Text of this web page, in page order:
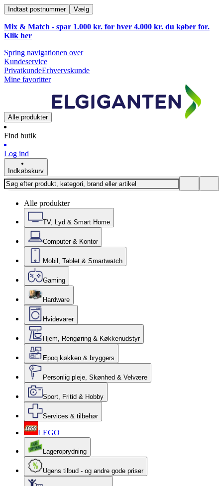
Indtast postnummer Vælg
Mix & Match - spar 1.000 kr. for hver 4.000 kr. du køber for.
Klik her
Spring navigationen over
Kundeservice
PrivatkundeErhvervskunde
Mine favoritter
Alle produkter
Find butik
Log ind
Indkøbskurv
Alle produkter
TV, Lyd & Smart Home
Computer & Kontor
Mobil, Tablet & Smartwatch
Gaming
Hardware
Hvidevarer
Hjem, Rengøring & Køkkenudstyr
Epoq køkken & bryggers
Personlig pleje, Skønhed & Velvære
Sport, Fritid & Hobby
Services & tilbehør
LEGO
Lageroprydning
Ugens tilbud - og andre gode priser